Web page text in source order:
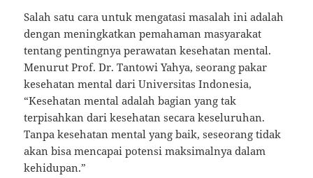
Salah satu cara untuk mengatasi masalah ini adalah
dengan meningkatkan pemahaman masyarakat
tentang pentingnya perawatan kesehatan mental.
Menurut Prof. Dr. Tantowi Yahya, seorang pakar
kesehatan mental dari Universitas Indonesia,
“Kesehatan mental adalah bagian yang tak
terpisahkan dari kesehatan secara keseluruhan.
Tanpa kesehatan mental yang baik, seseorang tidak
akan bisa mencapai potensi maksimalnya dalam
kehidupan.”